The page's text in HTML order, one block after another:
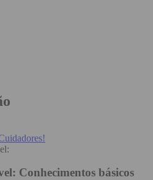
Conhecimentos básicos